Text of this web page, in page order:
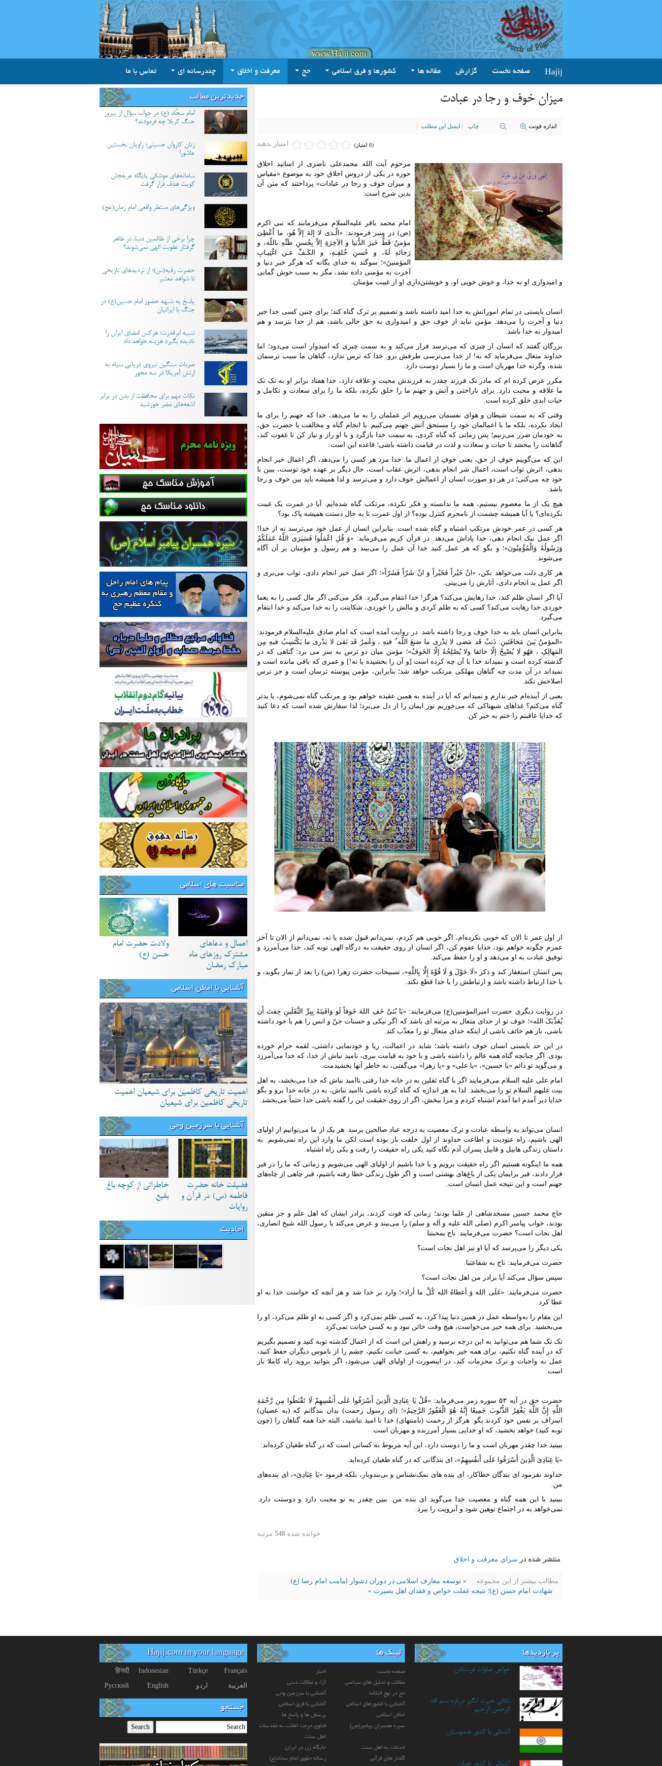
Hajij صفحه نخست گزارش مقاله ها کشورها و فرق اسلامی حج معرفت و اخلاق چندرسانه ای تماس با ما
میزان خوف و رجا در عبادت
اندازه فونت چاپ ایمیل این مطلب
امتیاز بدهید (0 امتیاز)
مرحوم آیت الله محمدعلی ناصری از اساتید اخلاق
حوزه در یکی از دروس اخلاق خود به موضوع «مقیاس
و میزان خوف و رجا در عبادات» پرداختند که متن آن
بدین شرح است:
امام محمد باقر علیه‌السلام می‌فرمایند که نبی اکرم
(ص) در منبر فرمودند: «الّـذی لا إلهَ إلاّ هُو، ما اُعْطِیَ
مؤمنٌ قَطُّ خَیرَ الدُّنیا و الآخِرَةِ إلاّ بِحُسنِ ظَنِّهِ باللّه، و
رَجائهِ لَهُ، و حُسنِ خُلقِـهِ، و الکَـفِّ عـن اغْتِیـابِ
المؤمنینَ»؛ سوگند به خدای یگانه که هرگز خیر دنیا و
آخرت به مؤمنی داده نشد، مگر به سبب خوش گمانی
و امیدواری او به خدا، و خوش خویی او، و خویشتن‌داری او از غیبت مؤمنان.
انسان بایستی در تمام اموراتش به خدا امید داشته باشد و تصمیم بر ترک گناه کند؛ برای چنین کسی خدا خیر
دنیا و آخرت را می‌دهد. مؤمن نباید از خوف حق و امیدواری به حق خالی باشد، هم از خدا بترسد و هم
امیدوار به خدا باشد.
بزرگان گفتند که انسان از چیزی که می‌ترسد فرار می‌کند و به سمت چیزی که امیدوار است می‌دود؛ اما
خداوند متعال می‌فرماید که نه! از خدا می‌ترسی طرفش برو. خدا که ترس ندارد، گناهان ما سبب ترسمان
شده، وگرنه خدا مهربان است و ما را بسیار دوست دارد.
مکرر عرض کرده ‏ام که مادر تک فرزند چقدر به فرزندش محبت و علاقه دارد، خدا هفتاد برابر او به تک تک
ما علاقه و محبت دارد. برای ناراحتی و آتش و جهنم ما را خلق نکرده، بلکه ما را برای سعادت و تکامل و
حیات ابدی خلق کرده است.
وقتی که به سمت شیطان و هوای نفسمان می‌رویم اثر عملمان را به ما می‌دهد، خدا که جهنم را برای ما
ایجاد نکرده، بلکه ما با اعمالمان خود را مستحق آتش جهنم می‌کنیم. با انجام گناه و مخالفت با حضرت حق،
به خودمان ضرر می‌زنیم؛ پس زمانی که گناه کردی، به سمت خدا بازگرد و با او راز و نیاز کن تا عفوت کند،
گناهانت را ببخشد تا حیات و سعادت و لذت در قیامت داشته باشی؛ قاعده این است.
این که می‌گوییم خوفِ از حق، یعنی خوفِ از اعمال ما. خدا مزد هر کسی را می‌دهد، اگر اعمال خیر انجام
بدهی، اثرش ثواب است، اعمال شر انجام بدهی، اثرش عقاب است، حال دیگر بر عهده خود توست، ببین با
خود چه می‌کنی؛ در هر دو صورت انسان از اعمالش خوف دارد و می‌ترسد و لذا همیشه باید بین خوف و رجا
باشد.
هیچ یک از ما معصوم نیستیم، همه ما ندانسته و فکر نکرده، مرتکب گناه شده‌ایم. آیا در عمرت یک غیبت
نکرده‌ای؟ یا آیا همیشه چشمت از نامحرم کنترل بوده؟ از اول عمرت تا به حال دستت همیشه پاک بود؟
هر کسی در عمر خودش مرتکب اشتباه و گناه شده است. بنابراین انسان از عمل خود می‌ترسد نه از خدا!
اگر عمل نیک انجام دهی، خدا پاداش می‌دهد. در قرآن کریم می‌فرماید: «وَ قُلِ اعْمَلُوا فَسَیَرَی اللَّهُ عَمَلَکُمْ
وَرَسُولُهُ وَالْمُؤْمِنُونَ»؛ و بگو که هر عمل کنید خدا آن عمل را می‌بیند و هم رسول و مؤمنان بر آن آگاه
می‌شوند.
هر کاری دلت می‌خواهد بکن، «انْ خَیْراً فَخَیْراً وَ انْ شَرّاً فَشَرّاً»؛ اگر عمل خیر انجام دادی، ثواب می‌بری و
اگر عمل بد انجام دادی، آثارش را می‌بینی.
آیا اگر انسان ظلم کند، خدا رهایش می‌کند؟ هرگز! خدا انتقام می‌گیرد. فکر می‌کنی اگر مال کسی را به یغما
خوردی خدا رهایت می‌کند؟ کسی که به ظلم کردی و مالش را خوردی، شکایتت را به خدا می‌کند و خدا انتقام
می‌گیرد.
بنابراین انسان باید به خدا خوف و رجا داشته باشد. در روایت آمده است که امام صادق علیه‌السلام فرمودند:
«المؤمنُ بَینَ مَخافَتَینِ: ذَنبٌ قَد مَضی لا یَدْری ما صَنعَ اللّه ُ فیهِ ، وعُمرٌ قَد بَقیَ لا یَدْری ما یَکْتَسِبُ فیهِ مِن
المَهالِکِ ، فهُو لا یُصْبِحُ إلّا خائفا ولا یُصْلِحُهُ إلّا الخَوفُ»؛ مؤمن میان دو ترس به سر می برد: گناهی که در
گذشته کرده است و نمی‏داند خدا با آن چه کرده است [و آن را بخشیده یا نه!] و عمری که باقی مانده است و
نمی‏داند در آن مدت چه گناهان مهلکی مرتکب خواهد شد؛ بنابراین، مؤمن پیوسته ترسان است و جز ترس
اصلاحش نکند.
یعنی از آینده‌ام خبر ندارم و نمی‏دانم که آیا در آینده به همین عقیده‌ خواهم بود و مرتکب گناه نمی‌شوم، یا بدتر
گناه می‌کنم؟ غذاهای شبهناکی که می‌خوریم نور ایمان را از دل می‌برد؛ لذا سفارش شده است که دعا کنید
که خدایا عاقبتم را ختم به خیر کن.
از اول عمر تا الان که خوبی نکرده‌ام، اگر خوبی هم کردم، نمی‌دانم قبول شده یا نه، نمی‌دانم از الان تا آخر
عمرم چگونه خواهم بود، خدایا عفوم کن، اگر انسان از روی حقیقت به درگاه الهی توبه کند، خدا می‌آمرزد و
توفیق عبادت به او می‌دهد و او را حفظ می‌کند.
پس انسان استغفار کند و ذکر «لَا حَوْلَ وَ لَا قُوَّةَ إِلَّا بِاللَّهِ»، تسبیحات حضرت زهرا (س) را بعد از نماز بگوید، و
با خدا ارتباط داشته باشد و ارتباطش را با خدا قطع نکند.
در روایت دیگری حضرت امیرالمؤمنین(ع) می‌فرمایند: «یَا بُنَیَّ خَفِ اللهَ خَوفاً لَو وَافَیتَهُ بِبِرِّ الثَّقَلَینِ خِفتَ أَن
یُعَذِّبَکَ الله»؛ خوف تو از خدای متعال به مرتبه ‏ای باشد که اگر نیکی و حسنات جنّ و انس را هم با خود داشته
باشی، باز هم خائف باشی از اینکه خدای متعال تو را معذّب کند.
در این حد بایستی انسان خوف داشته باشد؛ شاید در اعمالت، ریا و خودنمایی داشتی، لقمه حرام خورده
بودی. اگر چنانچه گناه همه عالم را داشته باشی و با خود به قیامت ببری، نامید نباش از خدا، که خدا می‌آمرزد
و می‌گوید تو دائم «یا حسین»، «یا علی» و «یا زهرا» می‌گفتی، به خاطر آنها بخشیدمت.
امام علی علیه السلام می‌فرمایند اگر با گناه ثقلین به در خانه خدا رفتی ناامید نباش که خدا می‌بخشد، به اهل
بیت علیهم السلام تو را می‌بخشد. لذا به هر اندازه که گناه کرده باشی ناامید نباش، به در خانه خدا برو و بگو
خدایا دیر آمدم اما آمدم اشتباه کردم و مرا ببخش، اگر از روی حقیقت این را گفته باشی خدا حتماً می‌بخشد.
انسان می‌تواند به واسطه عبادت و ترک معصیت به درجه عباد صالحین برسد. هر یک از ما می‌توانیم از اولیای
الهی باشیم، راه عبودیت و اطاعت خداوند از اول خلقت باز بوده است لکن ما وارد این راه نمی‌شویم. به
داستان زندگی هابیل و قابیل پسران آدم نگاه کنید یکی راه حقیقت را رفت و یکی راه اشتباه.
همه ما اینگونه هستیم اگر راه حقیقت برویم و با خدا باشیم از اولیای الهی می‌شویم و زمانی که ما را در قبر
قرار دادند، قبر برایمان یکی از باغ‌های بهشتی است و اگر طول زندگی خطا رفته باشیم، قبر چاهی از چاه‌های
جهنم است و این نتیجه عمل انسان است.
حاج محمد حسین مسجدشاهی از علما بودند؛ زمانی که فوت کردند، برادر ایشان که اهل علم و جز متقین
بودند، خواب پیامبر اکرم (صلی الله علیه و آله و سلم) را می‌بیند و عرض می‌کند یا رسول الله شیخ انصاری،
اهل نجات است؟ حضرت می‌فرمایند: ناج بمحبتنا.
یکی دیگر را می‌پرسد که آیا او نیز اهل نجات است؟
حضرت می‌فرمایند: ناج به شفاعتنا.
سپس سؤال می‌کند آیا برادر من اهل نجات است؟
حضرت می‌فرمایند: «عَلَی الله وَ أعطاهُ الله کُلَّ ما أراد»؛ وارد بر خدا شد و هر آنچه که خواست خدا به او
عطا کرد.
این مقام را به‌واسطه عمل در همین دنیا پیدا کرد، به کسی ظلم نمی‌کرد و اگر کسی به او ظلم می‌کرد، او را
می‌بخشید. برای همه خیر می‌خواست، هیچ وقت خائن نبود و به کسی خیانت نمی‌کرد.
تک تک شما هم می‌توانید به این درجه برسید و راهش این است که از اعمال گذشته توبه کنید و تصمیم بگیریم
که در آینده گناه نکنیم، برای همه خیر بخواهیم، به کسی خیانت نکنیم، چشم را از ناموس دیگران حفظ کنید،
عمل به واجبات و ترک محرمات کند، در اینصورت از اولیای الهی می‌شود، اگر بتوانید بروید راه کاملا باز
است‌.
حضرت حق در آیه ۵۳ سوره زمر می‌فرماید: «قُلْ یَا عِبَادِیَ الَّذِینَ أَسْرَفُوا عَلَی أَنفُسِهِمْ لَا تَقْنَطُوا مِن رَّحْمَةِ
اللَّهِ إِنَّ اللَّهَ یَغْفِرُ الذُّنُوبَ جَمِیعًا إِنَّهُ هُوَ الْغَفُورُ الرَّحِیمُ»؛ (ای رسول رحمت) بدان بندگانم که (به عصیان)
اسراف بر نفس خود کردند بگو: هرگز از رحمت (نامنتهای) خدا نا امید نباشید، البته خدا همه گناهان را (چون
توبه کنید) خواهد بخشید، که او خدایی بسیار آمرزنده و مهربان است.
ببینید خدا چقدر مهربان است و ما را دوست دارد، این آیه مربوط به کسانی است که در گناه طغیان کرده‌اند:
«یَا عِبَادِیَ الَّذِینَ أَسْرَفُوا عَلَی أَنفُسِهِمْ»، ای بندگانی که در گناه طغیان کرده‌اید.
خداوند نفرمود ای بندگان خطاکار، ای بنده های نمک‌نشناس و بی‌بندوبار، بلکه فرمود «یَا عِبَادِیَ»، ای بنده‌های
من.
ببینید با این همه گناه و معصیت خدا می‌گوید ای بنده من. ببین چقدر به تو محبت دارد و دوستت دارد.
نمی‌خواهد به در اجتماع توهین شود و آبرویت را ببرد.
خوانده شده 548مرتبه
منتشر شده در سراي معرفت و اخلاق
مطالب بیشتر از این مجموعه:
« توسعه معارف اسلامی در دوران دشوار امامت امام رضا (ع)
شهادت امام حسن (ع)؛ نتیجه غفلت خواص و فقدان اهل بصیرت »
جدیدترین مطالب
امام سجّاد (ع) در جواب سؤال از پیروز
جنگ کربلا چه فرمودند؟
زنان کاروان حسینی؛ راویان نخستین
عاشورا
سامانه‌های موشکی پایگاه عریفجان
کویت هدف قرار گرفت
ویژگی‌های منتظر واقعی امام زمان(عج)
چرا برخی از ظالمین دنیا، در ظاهر
گرفتار عقوبت الهی نمی‌شوند؟
حضرت رقیه(س)؛ از تردیدهای تاریخی
تا شواهد معتبر
پاسخ به شبهه حضور امام حسین(ع) در
جنگ با ایرانیان
تنبیه ابرقدرت؛ هرکس امضای ایران را
نادیده بگیرد هزینه خواهد داد
ضربات سنگین نیروی دریایی سپاه به
ارتش آمریکا در سه محور
نکات مهم برای محافظت از بدن در برابر
اشعه‌های مضر خورشید
مناسبت های اسلامی
اعمال و دعاهای
مشترک روزهای ماه
مبارک رمضان
ولادت حضرت امام
حسن (ع)
آشنایی با اماکن اسلامی
اهمیت تاریخی کاظمین برای شیعیان اهمیت
تاریخی کاظمین برای شیعیان
آشنایی با سرزمین وحی
فضیلت خانه حضرت
فاطمه (س) در قرآن و
روایات
خاطراتی از کوچه باغ
بقیع
احادیث
پر بازدیدها
خواص صلوات فرستادن
نكاتي حيرت انگيز درباره بسم الله
الرحمن الرحيم
آشنائی با کشور هندوستان
آشنائي با كشور عمان
لینک ها
صفحه نخست
اخبار
مقالات و تحلیل های سیاسی
آراء و مقالات دینی
حج در نهج البلاغه
آشنایی با سرزمین وحی
آشنایی با کشورهای اسلامی
آشنایی با فرق اسلامی
اماکن اسلامی
پرسش ها و پاسخ ها
سیره همسران پیامبر(ص)
فتاوی حرمت اهانت به مقدسات
اهل سنت
خدمات به اهل سنت
جایگاه زن در ایران
گفتار های قرآنی
رساله حقوق امام سجاد(ع)
Hajij.com in your language
Français
Türkçe
Indonesian
हिनदी
العربیة
اردو English
Русский
جستجو